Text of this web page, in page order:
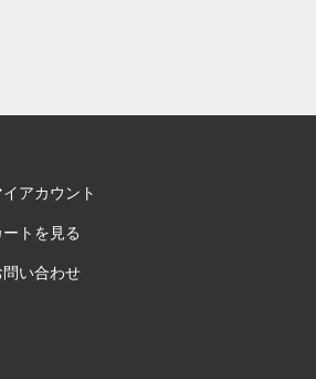
アカウント
トを見る
問い合わせ